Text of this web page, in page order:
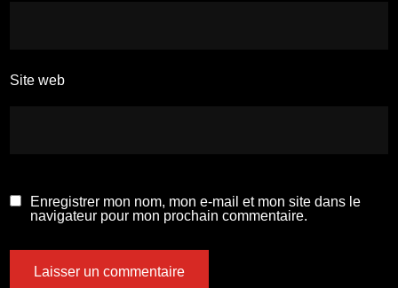
Site web
Enregistrer mon nom, mon e-mail et mon site dans le
navigateur pour mon prochain commentaire.